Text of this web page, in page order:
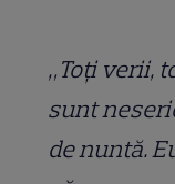
„Toți verii,
sunt
de nuntă.